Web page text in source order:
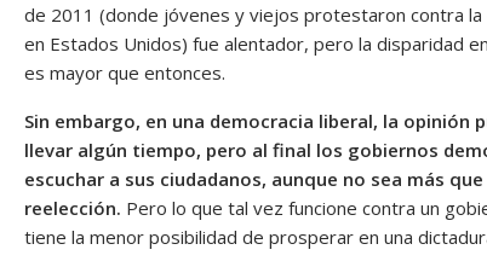
de 2011 (donde jóvenes y viejos protestaron contra la
en Estados Unidos) fue alentador, pero la disparidad
es mayor que entonces.
Sin embargo, en una democracia liberal, la opinión
llevar algún tiempo, pero al final los gobiernos
escuchar a sus ciudadanos, aunque no sea más
reelección. Pero lo que tal vez funcione contra un
tiene la menor posibilidad de prosperar en una